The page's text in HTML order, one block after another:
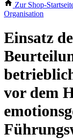
Zur Shop-
Organisation
Einsatz
vor dem